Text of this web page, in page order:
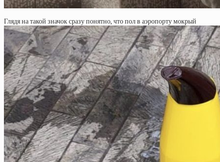
Глядя на такой значок сразу понятно, что пол в аэропорту мокрый